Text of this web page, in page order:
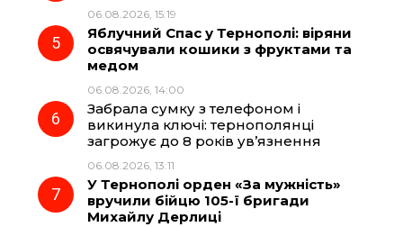
06.08.2026, 15:19
Яблучний Спас у Тернополі: віряни
освячували кошики з фруктами та
медом
06.08.2026, 14:00
Забрала сумку з телефоном і
викинула ключі: тернополянці
загрожує до 8 років ув’язнення
06.08.2026, 13:11
У Тернополі орден «За мужність»
вручили бійцю 105-ї бригади
Михайлу Дерлиці